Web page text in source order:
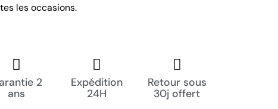
les occasions.
2
ans
Expédition
24H
Retour sous
30j offert